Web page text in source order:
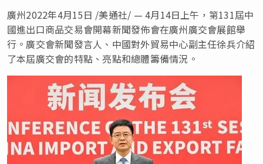
廣州2022年4月15日 /美通社/ — 4月14日上午，第131屆中
國進出口商品交易會開幕新聞發佈會在廣州廣交會展館舉
行。廣交會新聞發言人、中國對外貿易中心副主任徐兵介紹
了本屆廣交會的特點、亮點和總體籌備情況。